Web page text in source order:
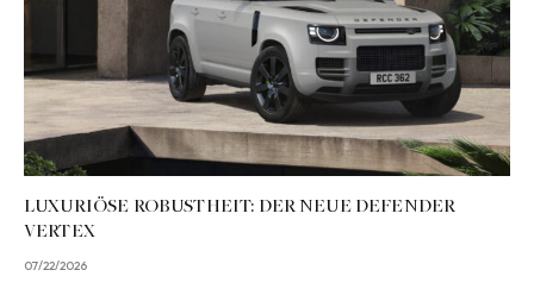
LUXURIÖSE ROBUSTHEIT: DER NEUE DEFENDER
VERTEX
07/22/2026